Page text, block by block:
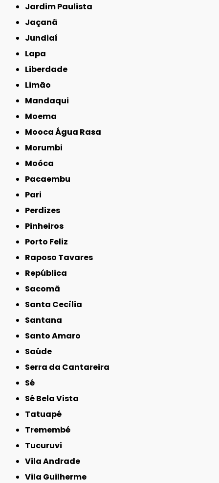
Jardim Paulista
Jaçanã
Jundiaí
Lapa
Liberdade
Limão
Mandaqui
Moema
Mooca Água Rasa
Morumbi
Moóca
Pacaembu
Pari
Perdizes
Pinheiros
Porto Feliz
Raposo Tavares
República
Sacomã
Santa Cecília
Santana
Santo Amaro
Saúde
Serra da Cantareira
Sé
Sé Bela Vista
Tatuapé
Tremembé
Tucuruvi
Vila Andrade
Vila Guilherme